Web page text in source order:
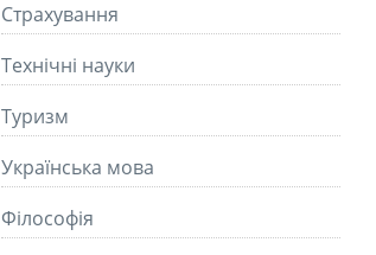
Страхування
Технічні науки
Туризм
Українська мова
Філософія